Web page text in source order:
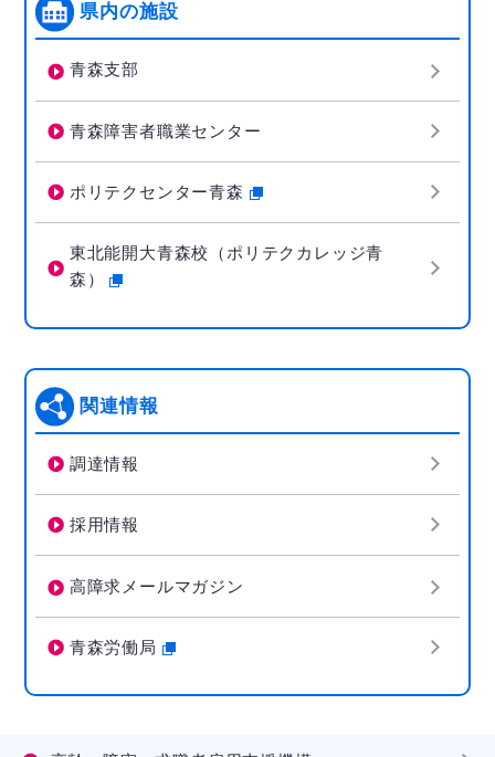
県内の施設
青森支部
青森障害者職業センター
ポリテクセンター青森
東北能開大青森校（ポリテクカレッジ青
森）
関連情報
調達情報
採用情報
高障求メールマガジン
青森労働局